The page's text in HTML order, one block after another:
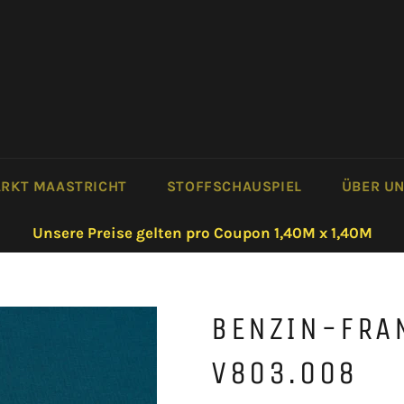
MAASTRICHT STOFFSCHAUSPIEL ÜBER
Unsere Preise gelten pro Coupon 1,40M x 1,40M
BENZIN-
V803.008